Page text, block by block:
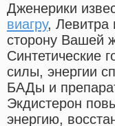
Дженерики
виагру, Левитра
сторону Вашей
Синтетические
силы, энергии
БАДы и
Экдистерон
энергию,